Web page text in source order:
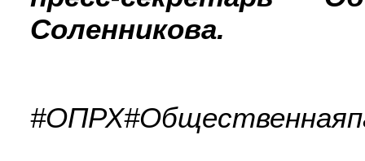
Соленникова.